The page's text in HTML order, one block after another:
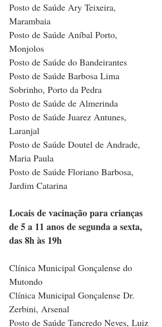
Posto de Saúde Ary Teixeira,
Marambaia
Posto de Saúde Aníbal Porto,
Monjolos
Posto de Saúde do Bandeirantes
Posto de Saúde Barbosa Lima
Sobrinho, Porto da Pedra
Posto de Saúde de Almerinda
Posto de Saúde Juarez Antunes,
Laranjal
Posto de Saúde Doutel de Andrade,
Maria Paula
Posto de Saúde Floriano Barbosa,
Jardim Catarina
Locais de vacinação para crianças
de 5 a 11 anos de segunda a sexta,
das 8h às 19h
Clínica Municipal Gonçalense do
Mutondo
Clínica Municipal Gonçalense Dr.
Zerbini, Arsenal
Posto de Saúde Tancredo Neves, Luiz